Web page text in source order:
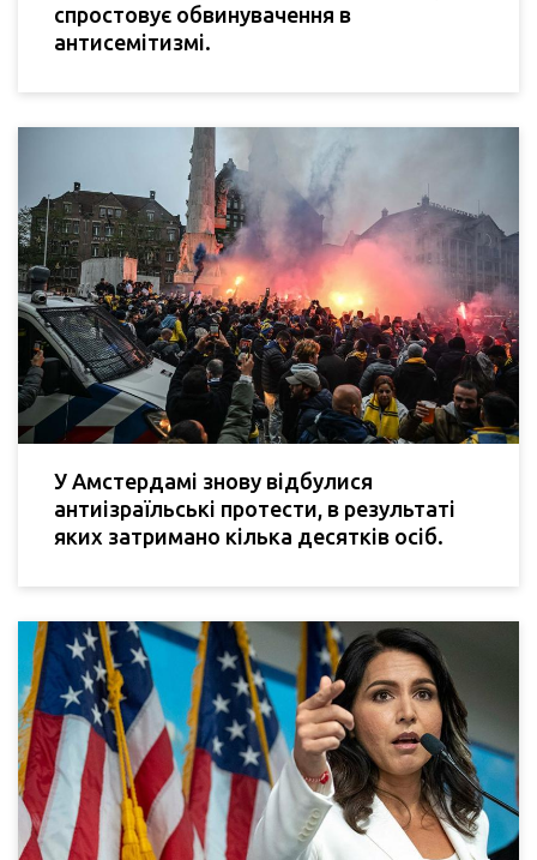
спростовує обвинувачення в
антисемітизмі.
У Амстердамі знову відбулися
антиізраїльські протести, в результаті
яких затримано кілька десятків осіб.